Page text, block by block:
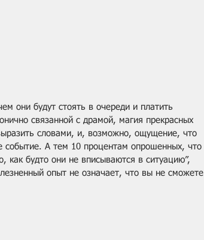
они будут стоять в очереди и платить
связанной с драмой, магия прекрасных
словами, и, возможно, ощущение, что
событие. А тем 10 процентам опрошенных, что
как будто они не вписываются в ситуацию”,
опыт не означает, что вы не сможете